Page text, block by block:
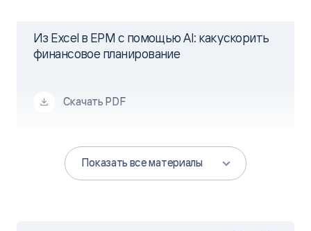
Из Excel в EPM с помощью AI: как ускорить
финансовое планирование
Скачать PDF
Показать все материалы